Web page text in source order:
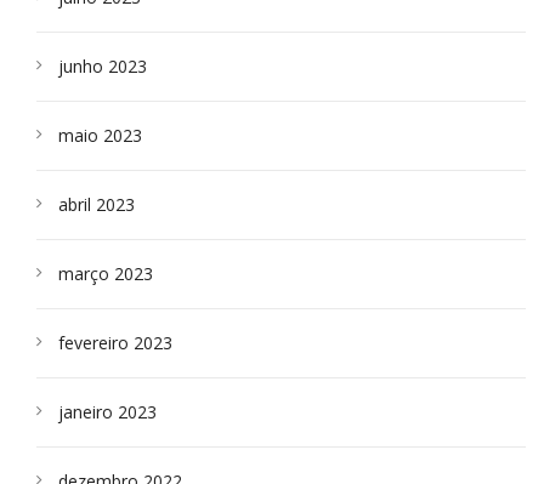
junho 2023
maio 2023
abril 2023
março 2023
fevereiro 2023
janeiro 2023